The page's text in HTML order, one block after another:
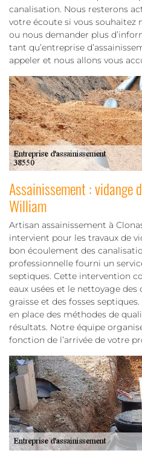
canalisation. Nous resterons
votre écoute si vous souhaitez
ou nous demander plus
tant qu’entreprise
appeler et nous allons vous
Assainissement : vidange
William
Artisan assainissement à
intervient pour les travaux de
bon écoulement des
professionnelle fourni un
septiques. Cette intervention
eaux usées et le nettoyage des
graisse et des fosses
en place des méthodes de
résultats. Notre équipe
fonction de l’arrivée de votre